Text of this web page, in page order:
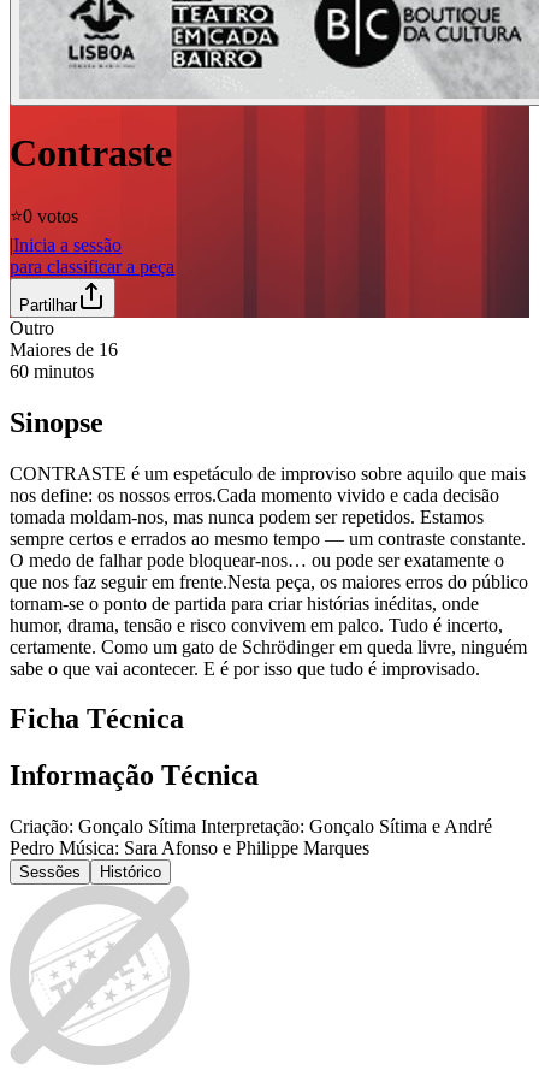
Contraste
⭐️0 votos
|Inicia a sessão
para classificar a peça
Partilhar
Outro
Maiores de 16
60 minutos
Sinopse
CONTRASTE é um espetáculo de improviso sobre aquilo que mais
nos define: os nossos erros.Cada momento vivido e cada decisão
tomada moldam-nos, mas nunca podem ser repetidos. Estamos
sempre certos e errados ao mesmo tempo — um contraste constante.
O medo de falhar pode bloquear-nos… ou pode ser exatamente o
que nos faz seguir em frente.Nesta peça, os maiores erros do público
tornam-se o ponto de partida para criar histórias inéditas, onde
humor, drama, tensão e risco convivem em palco. Tudo é incerto,
certamente. Como um gato de Schrödinger em queda livre, ninguém
sabe o que vai acontecer. E é por isso que tudo é improvisado.
Ficha Técnica
Informação Técnica
Criação: Gonçalo Sítima Interpretação: Gonçalo Sítima e André
Pedro Música: Sara Afonso e Philippe Marques
Sessões Histórico